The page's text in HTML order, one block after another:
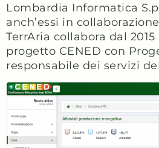
Lombardia Informatica
anch’essi in
TerrAria collabora dal
progetto CENED con
responsabile dei servizi